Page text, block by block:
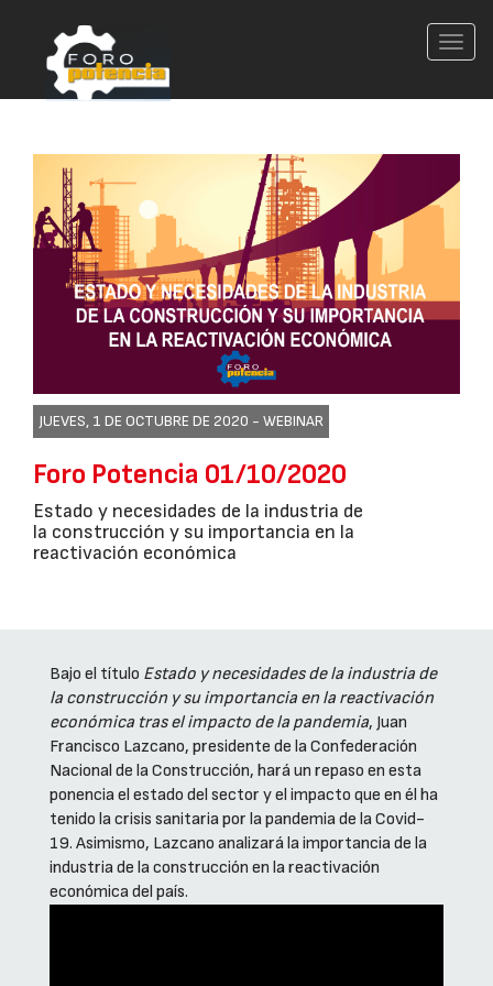
JUEVES, 1 DE OCTUBRE DE 2020 - WEBINAR
Foro Potencia 01/10/2020
Estado y necesidades de la industria de
la construcción y su importancia en la
reactivación económica
Bajo el título Estado y necesidades de la industria de
la construcción y su importancia en la reactivación
económica tras el impacto de la pandemia, Juan
Francisco Lazcano, presidente de la Confederación
Nacional de la Construcción, hará un repaso en esta
ponencia el estado del sector y el impacto que en él ha
tenido la crisis sanitaria por la pandemia de la Covid-
19. Asimismo, Lazcano analizará la importancia de la
industria de la construcción en la reactivación
económica del país.